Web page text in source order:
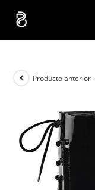
Producto anterior